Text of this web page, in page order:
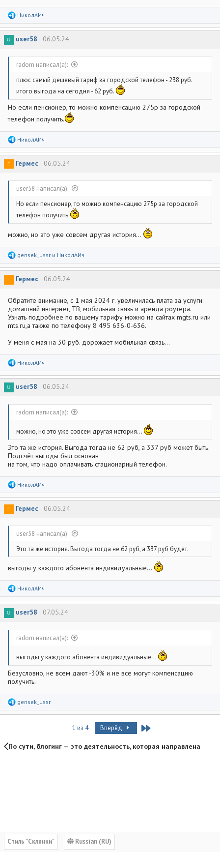
Р
а
ц
и
:
НиколАИч
U user58 06.05.24
radom написал(а):
плюс самый дешевый тариф за городской телефон - 238 руб.
итого выгода на сегодня - 62 руб.
Но если пенсионер, то можно компенсацию 275р за городской
телефон получить.
Р
а
ц
и
:
НиколАИч
Г Гермес 06.05.24
user58 написал(а):
Но если пенсионер, то можно компенсацию 275р за городской
телефон получить.
можно, но это уже совсем другая история...
Р
а
к
ц
:
gensek_ussr и НиколАИч
Г Гермес 06.05.24
Обратите внимание, с 1 мая 2024 г. увеличилась плата за услуги:
домашний интернет, ТВ, мобильная связь и аренда роутера.
Узнать подробнее по вашему тарифу можно на сайтах mgts.ru или
mts.ru,а также по телефону 8 495 636-0-636.
У меня с мая на 30 руб. дорожает мобильная связь...
Р
а
ц
и
:
НиколАИч
U user58 06.05.24
radom написал(а):
можно, но это уже совсем другая история...
Это та же история. Выгода тогда не 62 руб, а 337 руб может быть.
Подсчёт выгоды был основан
на том, что надо оплачивать стационарный телефон.
Р
а
ц
и
:
НиколАИч
Г Гермес 06.05.24
user58 написал(а):
Это та же история. Выгода тогда не 62 руб, а 337 руб будет.
выгоды у каждого абонента индивидуальные...
Р
а
ц
и
:
НиколАИч
U user58 07.05.24
radom написал(а):
выгоды у каждого абонента индивидуальные...
Безусловно, не всем дают -30% и не все могут компенсацию
получить.
Р
а
gensek_ussr
1 из 4 Вперёд Last
По сути, блогинг — это деятельность, которая направлена на
Cтиль "Склянки" Russian (RU)